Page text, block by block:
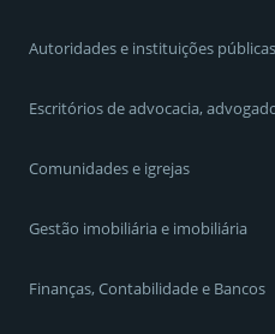
Autoridades e instituições públicas
Escritórios de advocacia,
Comunidades e igrejas
Gestão imobiliária e imobiliária
Finanças, Contabilidade e Bancos